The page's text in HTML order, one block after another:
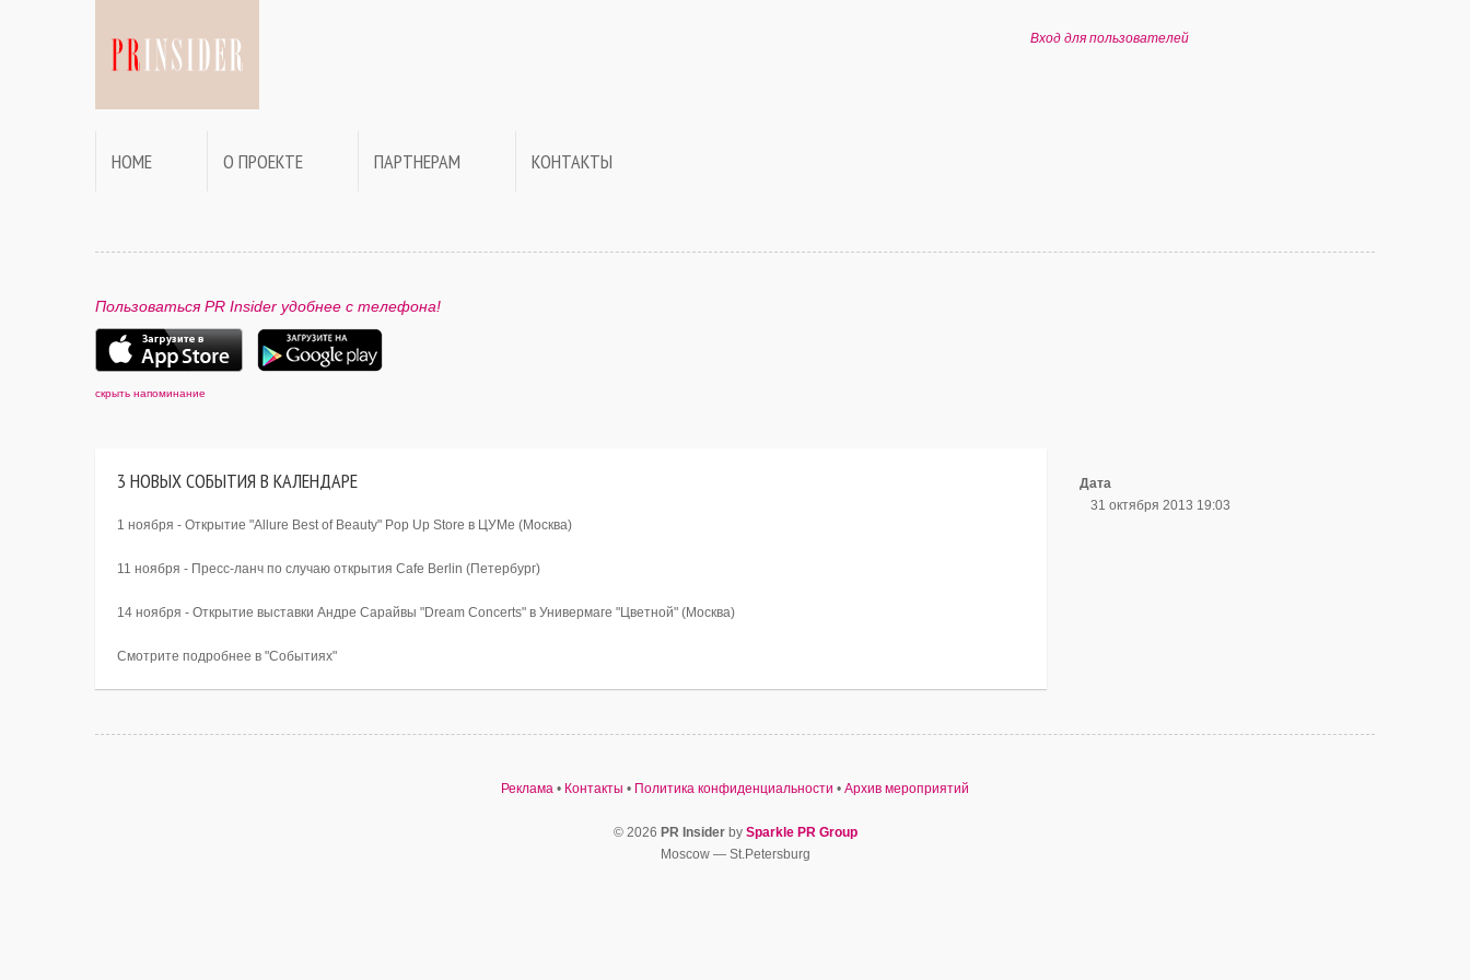
Вход для пользователей
HOME О ПРОЕКТЕ ПАРТНЕРАМ КОНТАКТЫ
Пользоваться PR Insider удобнее с телефона!
скрыть напоминание
3 НОВЫХ СОБЫТИЯ В КАЛЕНДАРЕ
1 ноября - Открытие "Allure Best of Beauty" Pop Up Store в ЦУМе (Москва)
11 ноября - Пресс-ланч по случаю открытия Cafe Berlin (Петербург)
14 ноября - Открытие выставки Андре Сарайвы "Dream Concerts" в Универмаге "Цветной" (Москва)
Смотрите подробнее в "Событиях"
Дата
31 октября 2013 19:03
Реклама • Контакты • Политика конфиденциальности • Архив мероприятий
© 2026 PR Insiderby Sparkle PR Group
Moscow — St.Petersburg